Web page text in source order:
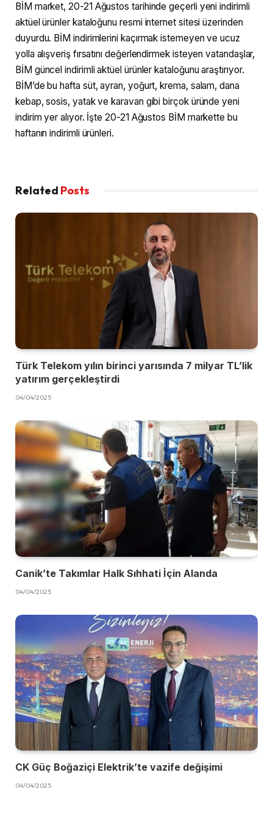
BİM market, 20-21 Ağustos tarihinde geçerli yeni indirimli
aktüel ürünler kataloğunu resmi internet sitesi üzerinden
duyurdu. BİM indirimlerini kaçırmak istemeyen ve ucuz
yolla alışveriş fırsatını değerlendirmek isteyen vatandaşlar,
BİM güncel indirimli aktüel ürünler kataloğunu araştırıyor.
BİM’de bu hafta süt, ayran, yoğurt, krema, salam, dana
kebap, sosis, yatak ve karavan gibi birçok üründe yeni
indirim yer alıyor. İşte 20-21 Ağustos BİM markette bu
haftanın indirimli ürünleri.
Related Posts
Türk Telekom yılın birinci yarısında 7 milyar TL’lik
yatırım gerçekleştirdi
04/04/2025
Canik’te Takımlar Halk Sıhhati İçin Alanda
04/04/2025
CK Güç Boğaziçi Elektrik’te vazife değişimi
04/04/2025